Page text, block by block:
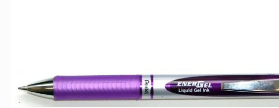
Indexflikar och Frixion clicker svart
Pentel BL 77 Energel 0,7mm kula -